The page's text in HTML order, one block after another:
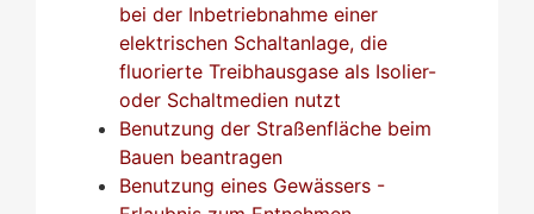
bei der Inbetriebnahme einer
elektrischen Schaltanlage, die
fluorierte Treibhausgase als Isolier-
oder Schaltmedien nutzt
Benutzung der Straßenfläche beim
Bauen beantragen
Benutzung eines Gewässers -